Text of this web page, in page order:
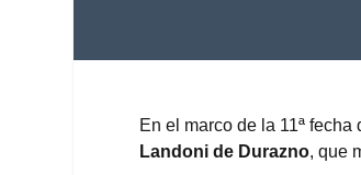
En el marco de la 11ª fecha
Landoni de Durazno, que